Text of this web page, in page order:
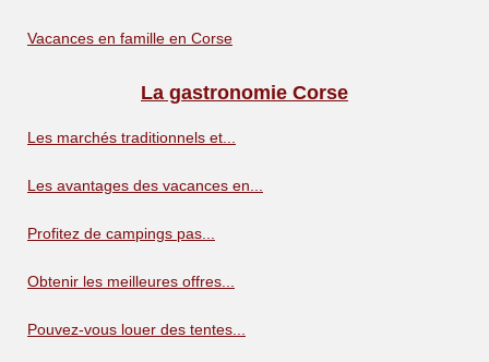
Vacances en famille en Corse
La gastronomie Corse
Les marchés traditionnels et...
Les avantages des vacances en...
Profitez de campings pas...
Obtenir les meilleures offres...
Pouvez-vous louer des tentes...